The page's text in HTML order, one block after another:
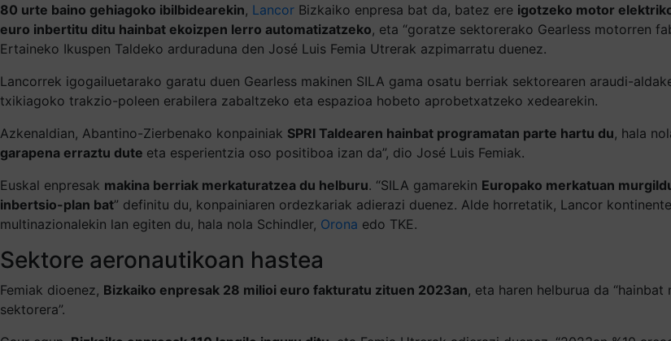
80 urte baino gehiagoko ibilbidearekin, Lancor Bizkaiko enpresa bat da, batez ere igotzeko motor
euro inbertitu ditu hainbat ekoizpen lerro automatizatzeko, eta “goratze sektorerako Gearless motorren
Ertaineko Ikuspen Taldeko arduraduna den José Luis Femia Utrerak azpimarratu duenez.
Lancorrek igogailuetarako garatu duen Gearless makinen SILA gama osatu berriak sektorearen araudi-
txikiagoko trakzio-poleen erabilera zabaltzeko eta espazioa hobeto aprobetxatzeko xedearekin.
Azkenaldian, Abantino-Zierbenako konpainiak SPRI Taldearen hainbat programatan parte hartu du, hala
garapena erraztu dute eta esperientzia oso positiboa izan da”, dio José Luis Femiak.
Euskal enpresak makina berriak merkaturatzea du helburu. “SILA gamarekin Europako merkatuan
inbertsio-plan bat” definitu du, konpainiaren ordezkariak adierazi duenez. Alde horretatik, Lancor
multinazionalekin lan egiten du, hala nola Schindler, Orona edo TKE.
Sektore aeronautikoan hastea
Femiak dioenez, Bizkaiko enpresak 28 milioi euro fakturatu zituen 2023an, eta haren helburua da
sektorera”.